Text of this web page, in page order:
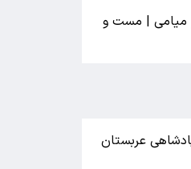
میامی | مست و
عربستان